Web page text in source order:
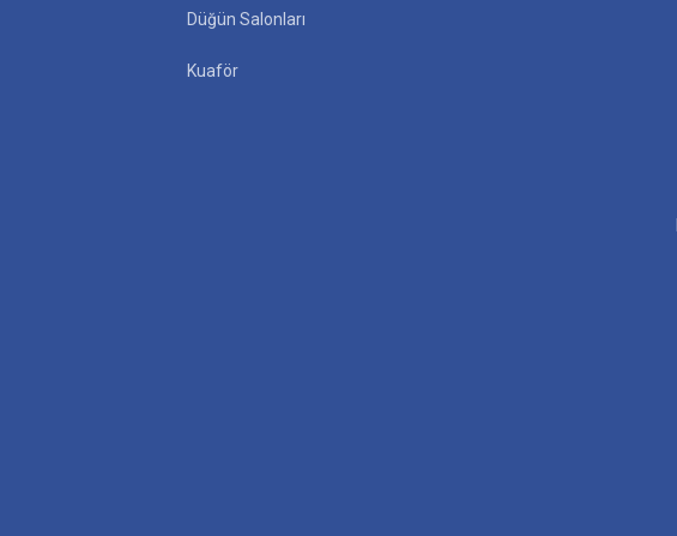
Düğün Salonları
Kuaför